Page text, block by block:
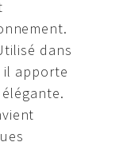
dans
il apporte